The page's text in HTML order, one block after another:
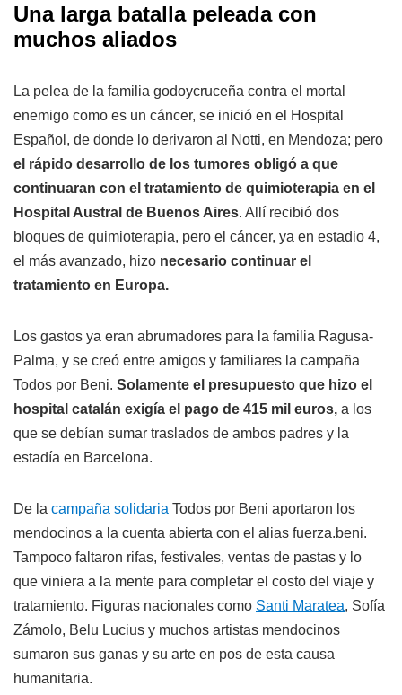
Una larga batalla peleada con
muchos aliados
La pelea de la familia godoycruceña contra el mortal
enemigo como es un cáncer, se inició en el Hospital
Español, de donde lo derivaron al Notti, en Mendoza; pero
el rápido desarrollo de los tumores obligó a que
continuaran con el tratamiento de quimioterapia en el
Hospital Austral de Buenos Aires. Allí recibió dos
bloques de quimioterapia, pero el cáncer, ya en estadio 4,
el más avanzado, hizo necesario continuar el
tratamiento en Europa.
Los gastos ya eran abrumadores para la familia Ragusa-
Palma, y se creó entre amigos y familiares la campaña
Todos por Beni. Solamente el presupuesto que hizo el
hospital catalán exigía el pago de 415 mil euros, a los
que se debían sumar traslados de ambos padres y la
estadía en Barcelona.
De la campaña solidaria Todos por Beni aportaron los
mendocinos a la cuenta abierta con el alias fuerza.beni.
Tampoco faltaron rifas, festivales, ventas de pastas y lo
que viniera a la mente para completar el costo del viaje y
tratamiento. Figuras nacionales como Santi Maratea, Sofía
Zámolo, Belu Lucius y muchos artistas mendocinos
sumaron sus ganas y su arte en pos de esta causa
humanitaria.